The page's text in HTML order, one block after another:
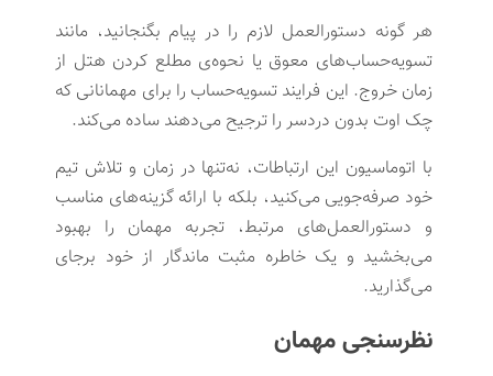
هر گونه دستورالعمل لازم را در پیام بگنجانید، مانند
تسویه‌حساب‌های معوق یا نحوه‌ی مطلع کردن هتل از
زمان خروج. این فرایند تسویه‌حساب را برای مهمانانی که
چک اوت بدون دردسر را ترجیح می‌دهند ساده می‌کند.
با اتوماسیون این ارتباطات، نه‌تنها در زمان و تلاش تیم
خود صرفه‌جویی می‌کنید، بلکه با ارائه گزینه‌های مناسب
و دستورالعمل‌های مرتبط، تجربه مهمان را بهبود
می‌بخشید و یک خاطره مثبت ماندگار از خود برجای
می‌گذارید.
نظرسنجی مهمان